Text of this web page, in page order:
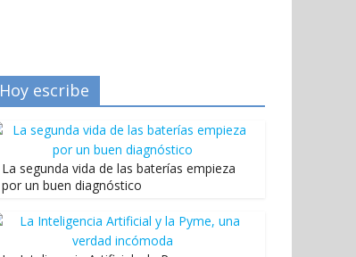
Hoy escribe
La segunda vida de las baterías empieza
por un buen diagnóstico